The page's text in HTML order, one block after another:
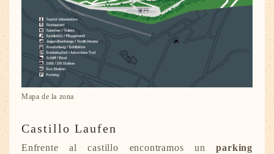
Mapa de la zona
Castillo Laufen
Enfrente al castillo encontramos unparking